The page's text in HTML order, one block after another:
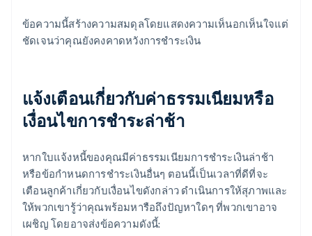
ข้อความนี้สร้างความสมดุลโดยแสดงความเห็นอกเห็นใจแต่
ชัดเจนว่าคุณยังคงคาดหวังการชำระเงิน
แจ้งเตือนเกี่ยวกับค่าธรรมเนียมหรือ
เงื่อนไขการชำระล่าช้า
หากใบแจ้งหนี้ของคุณมีค่าธรรมเนียมการชําระเงินล่าช้า
หรือข้อกําหนดการชําระเงินอื่นๆ ตอนนี้เป็นเวลาที่ดีที่จะ
เตือนลูกค้าเกี่ยวกับเงื่อนไขดังกล่าว ดำเนินการให้สุภาพและ
ให้พวกเขารู้ว่าคุณพร้อมหารือถึงปัญหาใดๆ ที่พวกเขาอาจ
เผชิญ โดยอาจส่งข้อความดังนี้: